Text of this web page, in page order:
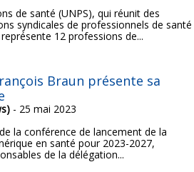
de santé (UNPS), qui réunit des
syndicales de professionnels de santé
12 professions de...
Braun présente sa
- 25 mai 2023
la conférence de lancement de la
en santé pour 2023-2027,
de la délégation...